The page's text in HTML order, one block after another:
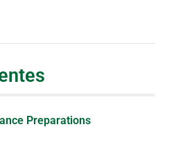
Preparations